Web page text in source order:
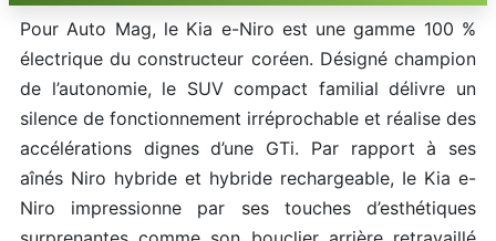
Pour Auto Mag, le Kia e-Niro est une gamme 100 %
électrique du constructeur coréen. Désigné champion
de l’autonomie, le SUV compact familial délivre un
silence de fonctionnement irréprochable et réalise des
accélérations dignes d’une GTi. Par rapport à ses
aînés Niro hybride et hybride rechargeable, Ie Kia e-
Niro impressionne par ses touches d’esthétiques